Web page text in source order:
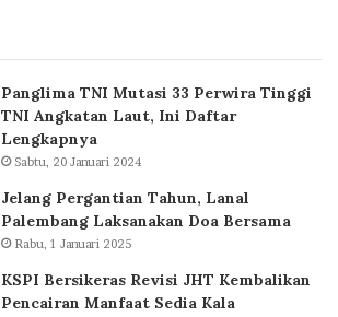
Panglima TNI Mutasi 33 Perwira Tinggi
TNI Angkatan Laut, Ini Daftar
Lengkapnya
Sabtu, 20 Januari 2024
Jelang Pergantian Tahun, Lanal
Palembang Laksanakan Doa Bersama
Rabu, 1 Januari 2025
KSPI Bersikeras Revisi JHT Kembalikan
Pencairan Manfaat Sedia Kala